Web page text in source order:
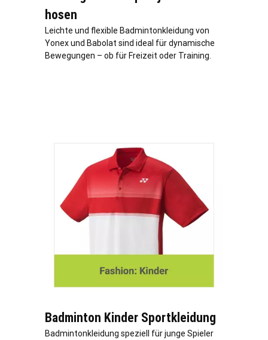
hosen
Leichte und flexible Badmintonkleidung von
Yonex und Babolat sind ideal für dynamische
Bewegungen – ob für Freizeit oder Training.
Badminton Kinder Sportkleidung
Badmintonkleidung speziell für junge Spieler